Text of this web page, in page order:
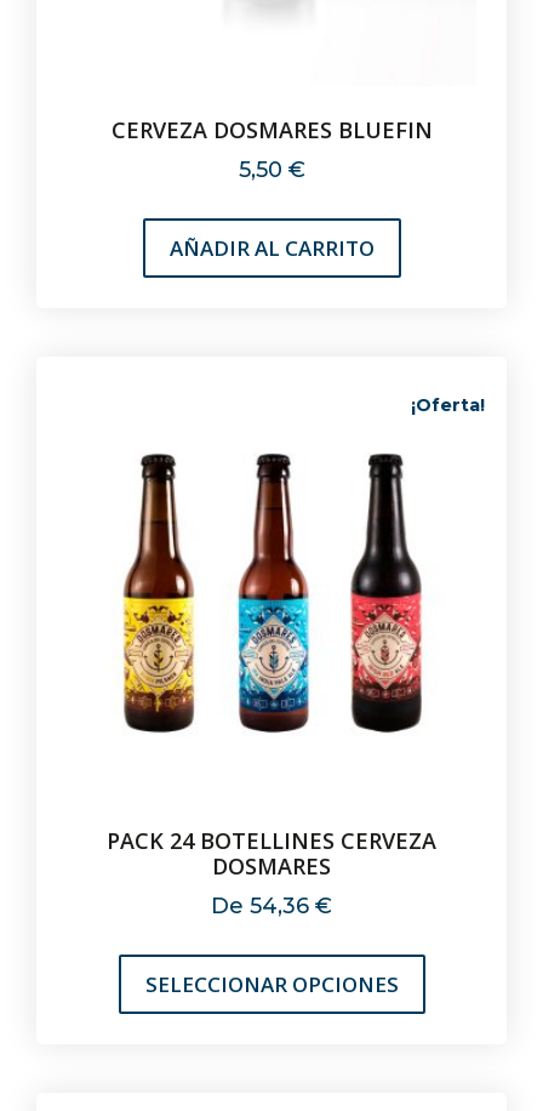
CERVEZA DOSMARES BLUEFIN
5,50 €
AÑADIR AL CARRITO
¡Oferta!
PACK 24 BOTELLINES CERVEZA
DOSMARES
De 54,36 €
SELECCIONAR OPCIONES